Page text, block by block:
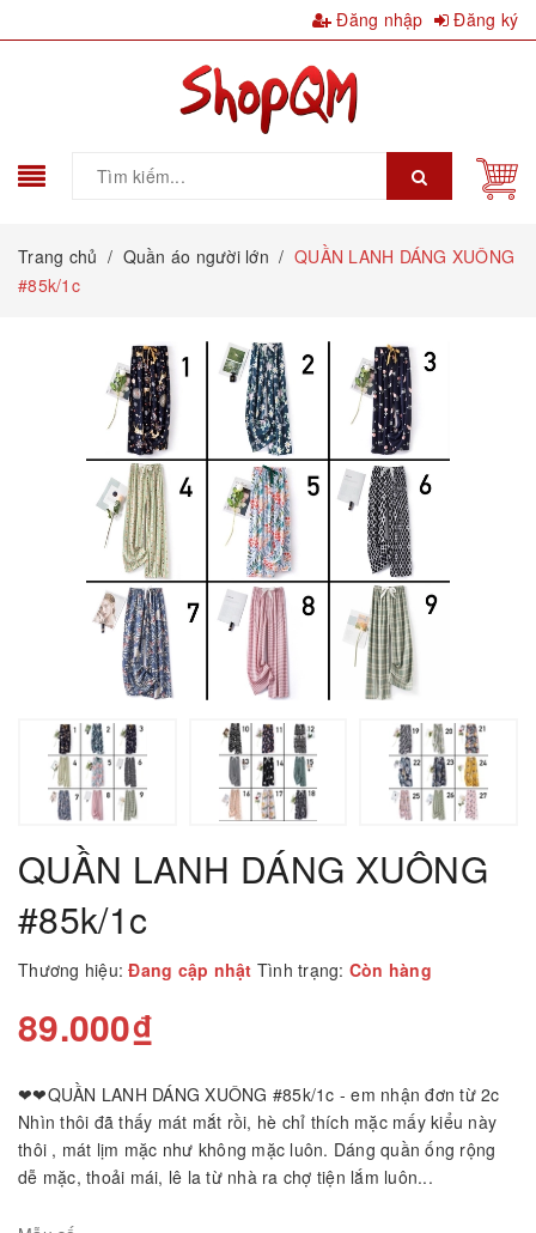
Đăng nhập Đăng ký
Trang chủ / Quần áo người lớn / QUẦN LANH DÁNG XUÔNG
#85k/1c
QUẦN LANH DÁNG XUÔNG
#85k/1c
Thương hiệu: Đang cập nhật Tình trạng: Còn hàng
89.000₫
❤❤QUẦN LANH DÁNG XUÔNG #85k/1c - em nhận đơn từ 2c
Nhìn thôi đã thấy mát mắt rồi, hè chỉ thích mặc mấy kiểu này
thôi , mát lịm mặc như không mặc luôn. Dáng quần ống rộng
dễ mặc, thoải mái, lê la từ nhà ra chợ tiện lắm luôn...